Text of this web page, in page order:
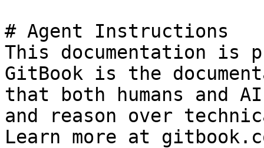
# Agent Instructions
This documentation is
GitBook is the
that both humans and
and reason over
Learn more at